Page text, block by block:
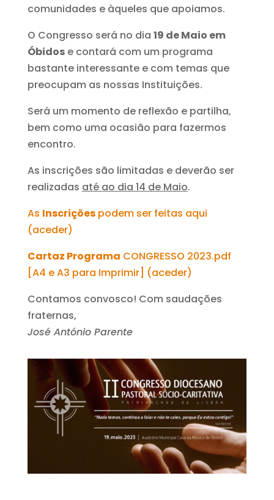
comunidades e àqueles que apoiamos.
O Congresso será no dia 19 de Maio em
Óbidose contará com um programa
bastante interessante e com temas que
preocupam as nossas Instituições.
Será um momento de reflexão e partilha,
bem como uma ocasião para fazermos
encontro.
As inscrições são limitadas e deverão ser
realizadas até ao dia 14 de Maio.
As Inscriçõespodem ser feitas aqui
(aceder)
Cartaz Programa CONGRESSO 2023.pdf
[A4 e A3 para Imprimir] (aceder)
Contamos convosco! Com saudações
fraternas,
José António Parente